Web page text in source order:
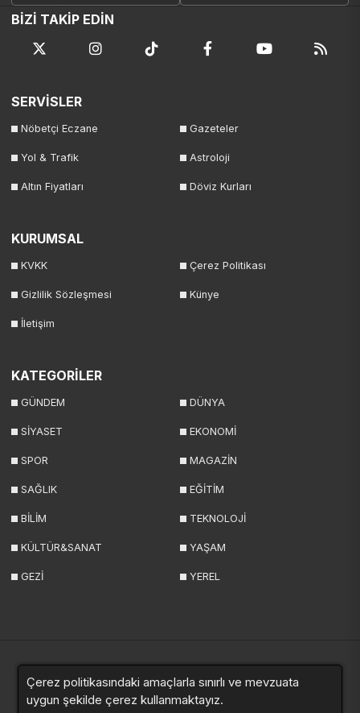
BİZİ TAKİP EDİN
SERVİSLER
Nöbetçi Eczane Gazeteler
Yol & Trafik Astroloji
Altın Fiyatları Döviz Kurları
KURUMSAL
KVKK Çerez Politikası
Gizlilik Sözleşmesi Künye
İletişim
KATEGORİLER
GÜNDEM DÜNYA
SİYASET EKONOMİ
SPOR MAGAZİN
SAĞLIK EĞİTİM
BİLİM TEKNOLOJİ
KÜLTÜR&SANAT YAŞAM
GEZİ YEREL
Yazarlar VideolarGalerilerAnketler
Çerez politikasındaki amaçlarla sınırlı ve mevzuata
uygun şekilde çerez kullanmaktayız.